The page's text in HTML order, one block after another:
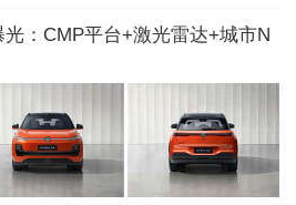
：CMP平台+激光雷达+城市N